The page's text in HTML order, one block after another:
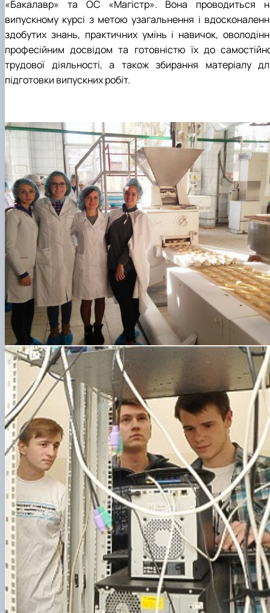
«Бакалавр» та ОС «Магістр». Вона проводиться
випускному курсі з метою узагальнення і
здобутих знань, практичних умінь і навичок,
професійним досвідом та готовністю їх до
трудової діяльності, а також збирання матеріалу
підготовки випускних робіт.